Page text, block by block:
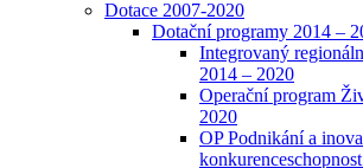
Dotace 2007-2020
Dotační programy 2014 –
Integrovaný
2014 – 2020
Operační program
2020
OP Podnikání a